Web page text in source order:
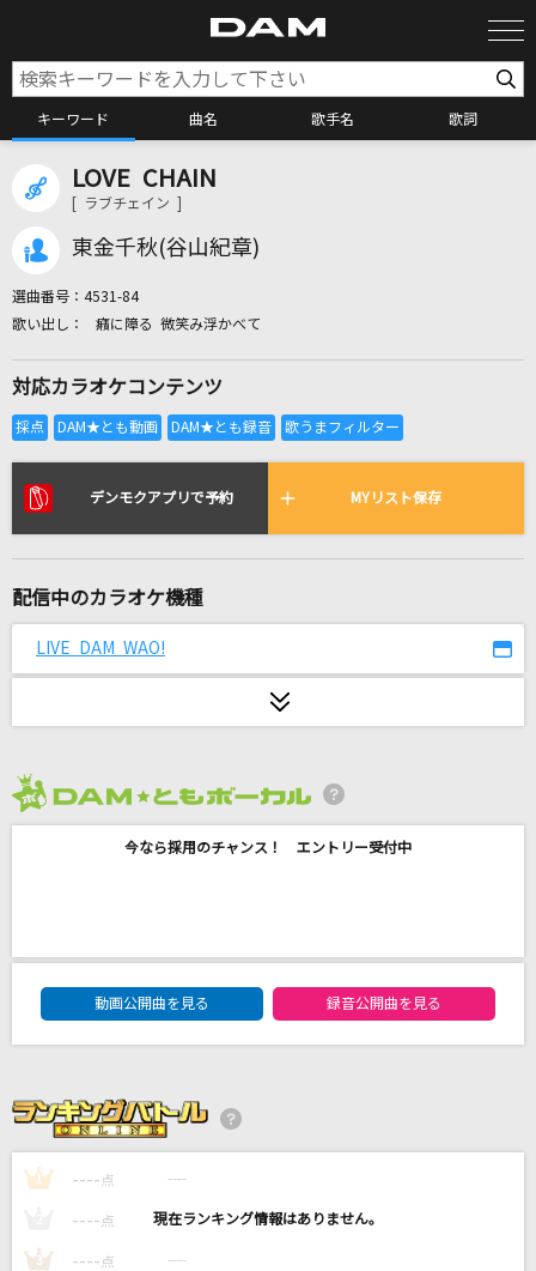
キーワード 曲名 歌手名 歌詞
カラオケ検索
カラオケ店舗検索
全国りれき
リアルタイムで歌われている曲の一覧
Again
Any Time At All [エニイ・タイム・アット・オ
The Beatles
Night Train
スキマスイッチ
残酷な天使のテーゼ
1991(ビデオクリップバージョン)
LOVE CHAIN
[ ラブチェイン ]
東金千秋(谷山紀章)
選曲番号： 4531-84
癪に障る 微笑み浮かべて
対応カラオケコンテンツ
デンモクアプリで予約 MYリスト保存
配信中のカラオケ機種
LIVE DAM WAO!
今なら採用のチャンス！ エントリー受付中
DAM★ともボーカルエントリーランキング
動画公開曲を見る
録音公開曲を見る
1 ---- 点 ----
---- 点 ----
3 ---- 点 ----